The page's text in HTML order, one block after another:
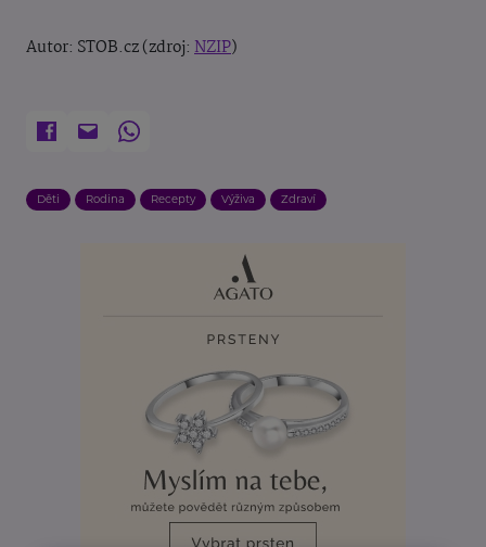
Autor: STOB.cz (zdroj: NZIP)
Děti Rodina Recepty Výživa Zdraví